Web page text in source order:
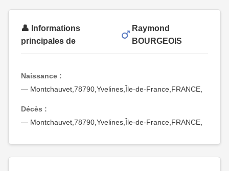
👤 Informations
principales de
Raymond
BOURGEOIS
Naissance :
— Montchauvet,78790,Yvelines,Île-de-France,FRANCE,
Décès :
— Montchauvet,78790,Yvelines,Île-de-France,FRANCE,